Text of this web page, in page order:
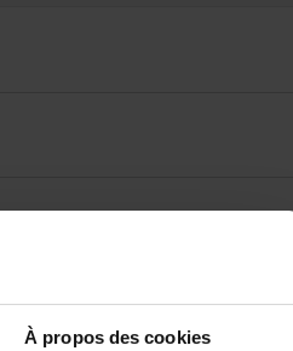
À propos des cookies